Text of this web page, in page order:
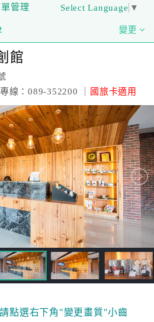
管理 Select Language ▼
變更
館
線：089-352200 ｜
國旅卡適用
點選右下角"變更畫質"小齒